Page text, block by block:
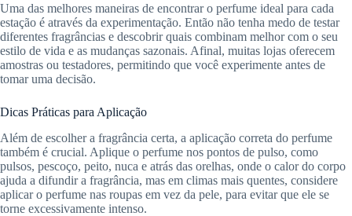
Uma das melhores maneiras de encontrar o perfume ideal para cada
estação é através da experimentação. Então não tenha medo de testar
diferentes fragrâncias e descobrir quais combinam melhor com o seu
estilo de vida e as mudanças sazonais. Afinal, muitas lojas oferecem
amostras ou testadores, permitindo que você experimente antes de
tomar uma decisão.
Dicas Práticas para Aplicação
Além de escolher a fragrância certa, a aplicação correta do perfume
também é crucial. Aplique o perfume nos pontos de pulso, como
pulsos, pescoço, peito, nuca e atrás das orelhas, onde o calor do corpo
ajuda a difundir a fragrância, mas em climas mais quentes, considere
aplicar o perfume nas roupas em vez da pele, para evitar que ele se
torne excessivamente intenso.